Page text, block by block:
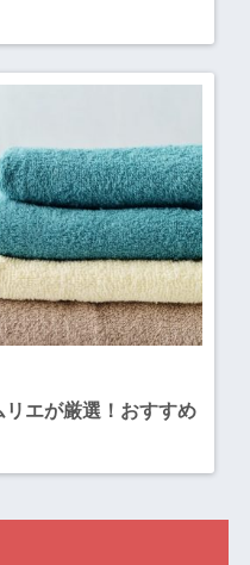
リエが厳選！おすすめ